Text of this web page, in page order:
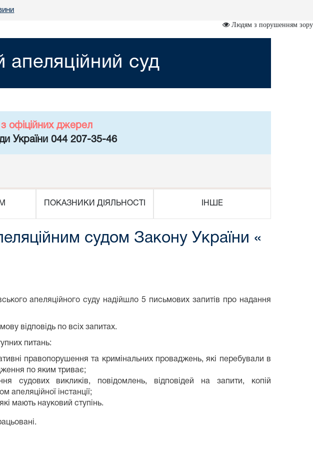
Людям з порушенням зору
апеляційний суд
офіційних джерел
України 044 207-35-46
ПОКАЗНИКИ ДІЯЛЬНОСТІ ІНШЕ
судом Закону України «
апеляційного суду надійшло 5 письмових запитів про надання
відповідь по всіх запитах.
питань:
правопорушення та кримінальних проваджень, які перебували в
по яким триває;
судових викликів, повідомлень, відповідей на запити, копій
апеляційної інстанції;
мають науковий ступінь.